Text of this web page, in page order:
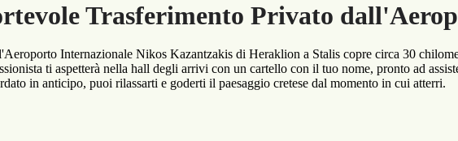
Trasferimento Privato
Internazionale Nikos Kazantzakis di Heraklion a Stalis copre circa 30
ti aspetterà nella hall degli arrivi con un cartello con il tuo nome, pronto ad
in anticipo, puoi rilassarti e goderti il paesaggio cretese dal momento in cui atterri.